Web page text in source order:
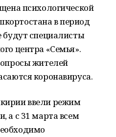
психологической
в период
будут специалисты
центра «Семья».
жителей
коронавируса.
ввели режим
а с 31 марта всем